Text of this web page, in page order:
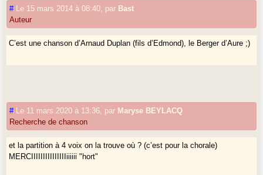
# Le 15 mars 2014 à 08:40 par Bast
Auteur
C’est une chanson d’Arnaud Duplan (fils d’Edmond), le Berger d’Aure ;)
# Le 11 mars 2020 à 13:36 par Maryse BEYLACQ
Recherche de chanson
et la partition à 4 voix on la trouve où ? (c’est pour la chorale)
MERCIIIIIIIIIIIIIIIiiiiii "hort"